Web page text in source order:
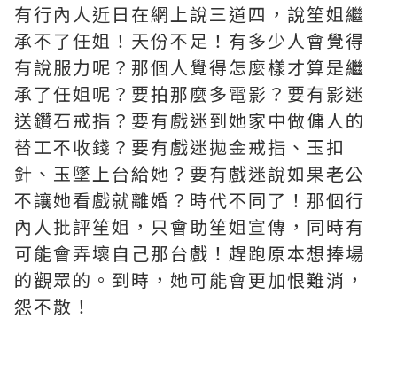
有行內人近日在網上說三道四，說笙姐繼
承不了任姐！天份不足！有多少人會覺得
有說服力呢？那個人覺得怎麼樣才算是繼
承了任姐呢？要拍那麼多電影？要有影迷
送鑽石戒指？要有戲迷到她家中做傭人的
替工不收錢？要有戲迷拋金戒指、玉扣
針、玉墜上台給她？要有戲迷說如果老公
不讓她看戲就離婚？時代不同了！那個行
內人批評笙姐，只會助笙姐宣傳，同時有
可能會弄壞自己那台戲！趕跑原本想捧場
的觀眾的。到時，她可能會更加恨難消，
怨不散！